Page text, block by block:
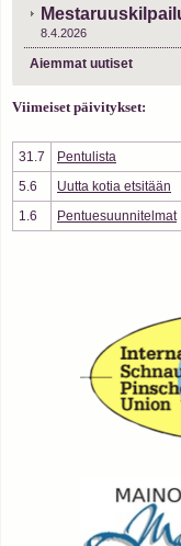
8.4.2026
Aiemmat uutiset
Viimeiset päivitykset:
31.7
Pentulista
5.6
Uutta kotia etsitään
1.6
Pentuesuunnitelmat